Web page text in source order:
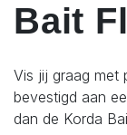
Bait
Vis jij graag met
bevestigd aan
dan de Korda